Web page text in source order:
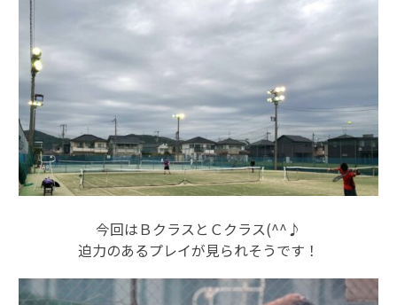
今回はＢクラスとＣクラス(^^♪
迫力のあるプレイが見られそうです！